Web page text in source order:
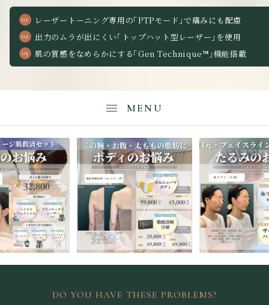
レーザートーニング専用の「PTPモード」で痛みにも配慮
出力のムラが出にくい「トップハット型レーザー」を使用
肌の質感をなめらかにする「Gen Technique™」機能搭載
MENU
DO YOU HAVE THESE PROBLEMS?